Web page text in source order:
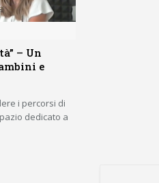
– Un
e
i percorsi di
dedicato a